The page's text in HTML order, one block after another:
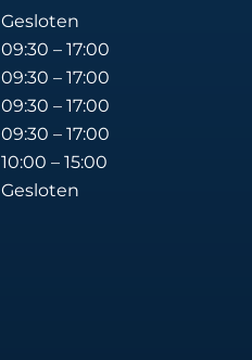
Gesloten
09:30 – 17:00
09:30 – 17:00
09:30 – 17:00
09:30 – 17:00
10:00 – 15:00
Gesloten